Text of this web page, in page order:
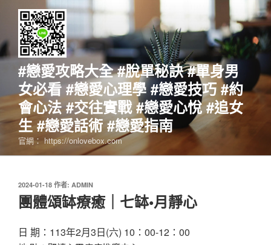
要
#戀愛攻略大全 #脫單秘訣 #單身男
女必看 #戀愛心理學 #戀愛技巧 #約
會心法 #交往實戰 #戀愛心悅 #追女
生 #戀愛話術 #戀愛指南
官網： https://onlovebox.com
發
佈
於
2024-01-18 作者: ADMIN
團體頌缽療癒｜七缽•月靜心
日 期：113年2月3日(六) 10：00-12：00